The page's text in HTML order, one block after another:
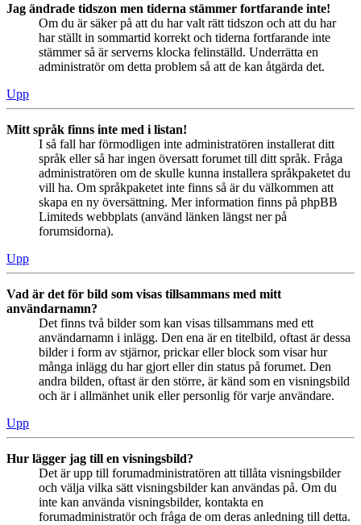
Jag ändrade tidszon men tiderna stämmer fortfarande inte!
Om du är säker på att du har valt rätt tidszon och att du har
har ställt in sommartid korrekt och tiderna fortfarande inte
stämmer så är serverns klocka felinställd. Underrätta en
administratör om detta problem så att de kan åtgärda det.
Upp
Mitt språk finns inte med i listan!
I så fall har förmodligen inte administratören installerat ditt
språk eller så har ingen översatt forumet till ditt språk. Fråga
administratören om de skulle kunna installera språkpaketet du
vill ha. Om språkpaketet inte finns så är du välkommen att
skapa en ny översättning. Mer information finns på phpBB
Limiteds webbplats (använd länken längst ner på
forumsidorna).
Upp
Vad är det för bild som visas tillsammans med mitt
användarnamn?
Det finns två bilder som kan visas tillsammans med ett
användarnamn i inlägg. Den ena är en titelbild, oftast är dessa
bilder i form av stjärnor, prickar eller block som visar hur
många inlägg du har gjort eller din status på forumet. Den
andra bilden, oftast är den större, är känd som en visningsbild
och är i allmänhet unik eller personlig för varje användare.
Upp
Hur lägger jag till en visningsbild?
Det är upp till forumadministratören att tillåta visningsbilder
och välja vilka sätt visningsbilder kan användas på. Om du
inte kan använda visningsbilder, kontakta en
forumadministratör och fråga de om deras anledning till detta.